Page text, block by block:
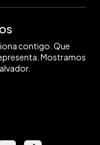
contigo. Que
Mostramos